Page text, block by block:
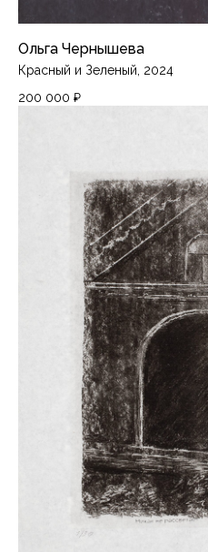
Ольга Чернышева
Красный и Зеленый, 2024
200 000 ₽